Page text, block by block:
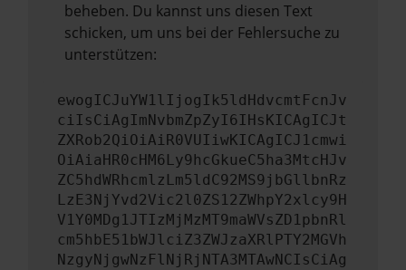
beheben. Du kannst uns diesen Text
schicken, um uns bei der Fehlersuche zu
unterstützen:
ewogICJuYW1lIjogIk5ldHdvcmtFcnJv
ciIsCiAgImNvbmZpZyI6IHsKICAgICJt
ZXRob2QiOiAiR0VUIiwKICAgICJ1cmwi
OiAiaHR0cHM6Ly9hcGkueC5ha3MtcHJv
ZC5hdWRhcmlzLm5ldC92MS9jbGllbnRz
LzE3NjYvd2Vic2l0ZS12ZWhpY2xlcy9H
V1Y0MDg1JTIzMjMzMT9maWVsZD1pbnRl
cm5hbE51bWJlciZ3ZWJzaXRlPTY2MGVh
NzgyNjgwNzFlNjRjNTA3MTAwNCIsCiAg